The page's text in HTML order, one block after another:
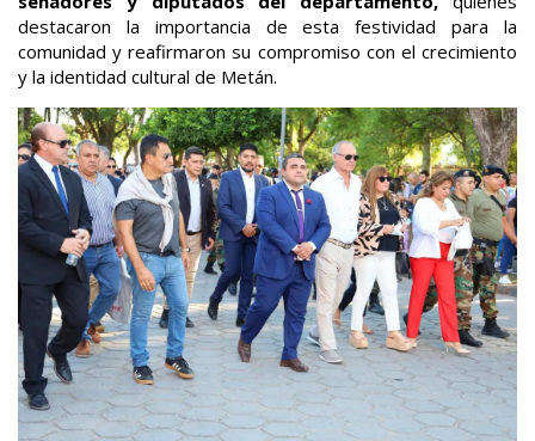
destacaron la importancia de esta festividad para la
comunidad y reafirmaron su compromiso con el crecimiento
y la identidad cultural de Metán.